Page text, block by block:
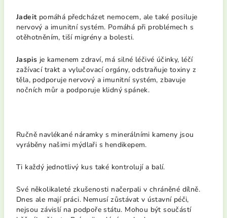
Jadeit pomáhá předcházet nemocem, ale také posiluje
nervový a imunitní systém. Pomáhá při problémech s
otěhotněním, tiší migrény a bolesti.
Jaspis je kamenem zdraví, má silné léčivé účinky, léčí
zažívací trakt a vylučovací orgány, odstraňuje toxiny z
těla, podporuje nervový a imunitní systém, zbavuje
nočních můr a podporuje klidný spánek.
Ručně navlékané náramky s minerálními kameny jsou
vyráběny našimi mýdlaři s hendikepem.
Ti každý jednotlivý kus také kontrolují a balí.
Své několikaleté zkušenosti načerpali v chráněné dílně.
Dnes ale mají práci. Nemusí zůstávat v ústavní péči,
nejsou závislí na podpoře státu. Mohou být součástí